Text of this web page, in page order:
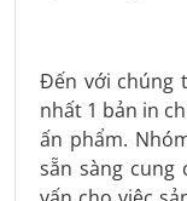
Đến với chúng
nhất 1 bản in
ấn phẩm.
sẵn sàng